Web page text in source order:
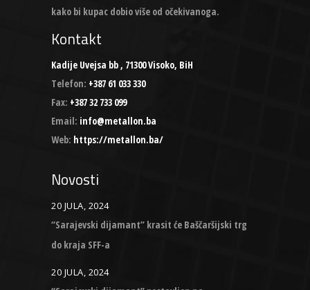
kako bi kupac dobio više od očekivanoga.
Kontakt
Kadije Uvejsa bb , 71300 Visoko, BiH
Telefon: +387 61 033 330
Fax: +387 32 733 099
Email: info@metallon.ba
Web: https://metallon.ba/
Novosti
20 JULA, 2024
“Sarajevski dijamant” krasit će Baščaršijski trg
do kraja SFF-a
20 JULA, 2024